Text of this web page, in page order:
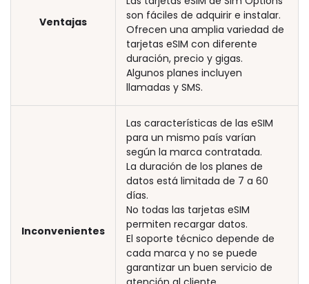
Ventajas
son fáciles de adquirir e instalar.
Ofrecen una amplia variedad de
tarjetas eSIM con diferente
duración, precio y gigas.
Algunos planes incluyen
llamadas y SMS.
Inconvenientes
Las características de las eSIM
para un mismo país varían
según la marca contratada.
La duración de los planes de
datos está limitada de 7 a 60
días.
No todas las tarjetas eSIM
permiten recargar datos.
El soporte técnico depende de
cada marca y no se puede
garantizar un buen servicio de